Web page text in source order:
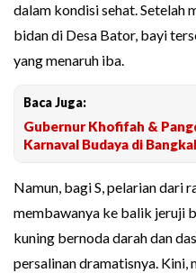
dalam kondisi sehat. Setelah
bidan di Desa Bator, bayi
yang menaruh iba.
Baca Juga:
Gubernur Khofifah &
Karnaval Budaya di
Namun, bagi S, pelarian dari
membawanya ke balik jeruji
kuning bernoda darah dan
persalinan dramatisnya. Kini,